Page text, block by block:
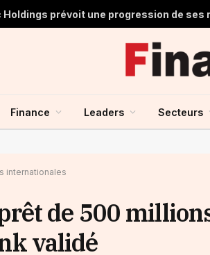
Finance Leaders Secteurs
internationales
de 500
validé